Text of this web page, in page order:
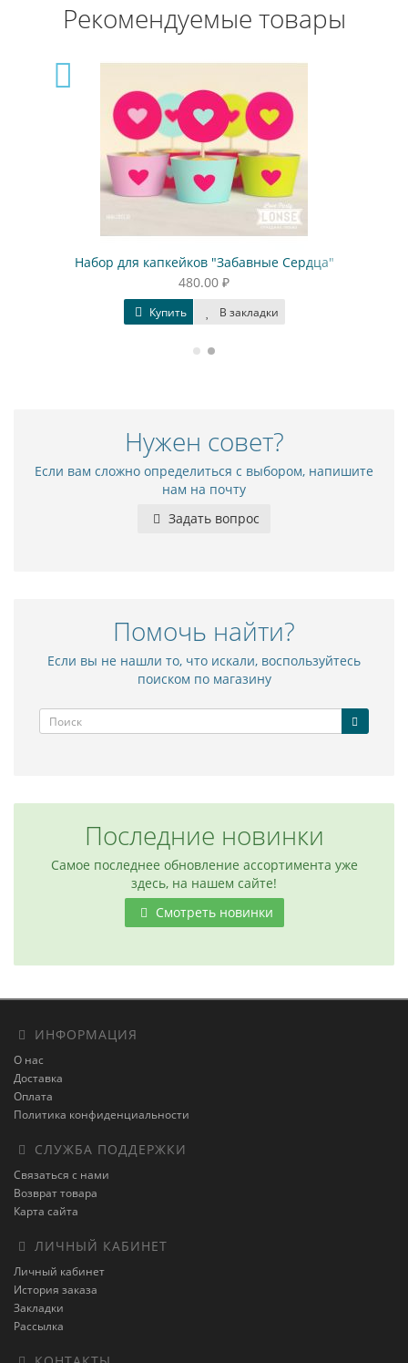
Рекомендуемые товары
Набор для капкейков "Забавные Сердца"
480.00 ₽
Купить В закладки
Нужен совет?
Если вам сложно определиться с выбором, напишите
нам на почту
Задать вопрос
Помочь найти?
Если вы не нашли то, что искали, воспользуйтесь
поиском по магазину
Последние новинки
Самое последнее обновление ассортимента уже
здесь, на нашем сайте!
Смотреть новинки
ИНФОРМАЦИЯ
О нас
Доставка
Оплата
Политика конфиденциальности
СЛУЖБА ПОДДЕРЖКИ
Связаться с нами
Возврат товара
Карта сайта
ЛИЧНЫЙ КАБИНЕТ
Личный кабинет
История заказа
Закладки
Рассылка